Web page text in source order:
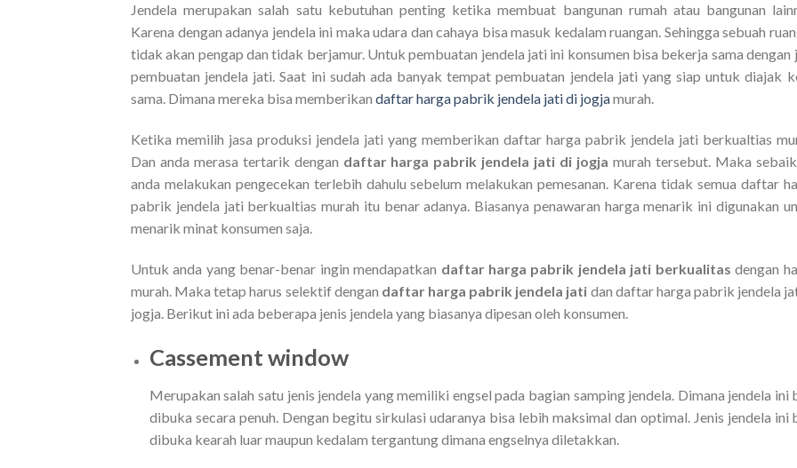
Jendela merupakan salah satu kebutuhan penting ketika membuat bangunan rumah atau bangunan
Karena dengan adanya jendela ini maka udara dan cahaya bisa masuk kedalam ruangan. Sehingga sebuah
tidak akan pengap dan tidak berjamur. Untuk pembuatan jendela jati ini konsumen bisa bekerja sama dengan
pembuatan jendela jati. Saat ini sudah ada banyak tempat pembuatan jendela jati yang siap untuk diajak
sama. Dimana mereka bisa memberikan daftar harga pabrik jendela jati di jogjamurah.
Ketika memilih jasa produksi jendela jati yang memberikan daftar harga pabrik jendela jati berkualtias
Dan anda merasa tertarik dengan daftar harga pabrik jendela jati di jogja murah tersebut. Maka
anda melakukan pengecekan terlebih dahulu sebelum melakukan pemesanan. Karena tidak semua daftar
pabrik jendela jati berkualtias murah itu benar adanya. Biasanya penawaran harga menarik ini digunakan
menarik minat konsumen saja.
Untuk anda yang benar-benar ingin mendapatkan daftar harga pabrik jendela jati berkualitas dengan
murah. Maka tetap harus selektif dengan daftar harga pabrik jendela jati dan daftar harga pabrik jendela
jogja. Berikut ini ada beberapa jenis jendela yang biasanya dipesan oleh konsumen.
Cassement window
Merupakan salah satu jenis jendela yang memiliki engsel pada bagian samping jendela. Dimana jendela ini
dibuka secara penuh. Dengan begitu sirkulasi udaranya bisa lebih maksimal dan optimal. Jenis jendela ini
dibuka kearah luar maupun kedalam tergantung dimana engselnya diletakkan.